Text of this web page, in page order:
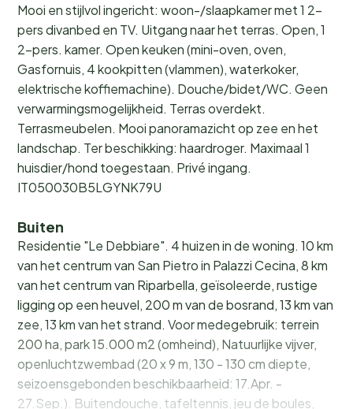
Mooi en stijlvol ingericht: woon-/slaapkamer met 1 2-
pers divanbed en TV. Uitgang naar het terras. Open, 1
2-pers. kamer. Open keuken (mini-oven, oven,
Gasfornuis, 4 kookpitten (vlammen), waterkoker,
elektrische koffiemachine). Douche/bidet/WC. Geen
verwarmingsmogelijkheid. Terras overdekt.
Terrasmeubelen. Mooi panoramazicht op zee en het
landschap. Ter beschikking: haardroger. Maximaal 1
huisdier/hond toegestaan. Privé ingang.
IT050030B5LGYNK79U
Buiten
Residentie "Le Debbiare". 4 huizen in de woning. 10 km
van het centrum van San Pietro in Palazzi Cecina, 8 km
van het centrum van Riparbella, geïsoleerde, rustige
ligging op een heuvel, 200 m van de bosrand, 13 km van
zee, 13 km van het strand. Voor medegebruik: terrein
200 ha, park 15.000 m2 (omheind), Natuurlijke vijver,
openluchtzwembad (20 x 9 m, 130 - 130 cm diepte,
seizoensgebonden beschikbaarheid: 17.Apr. -
27.Sep.). Buitendouche, tafeltennis, jeu de boules,